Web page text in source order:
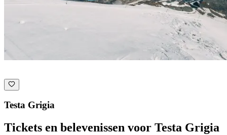
Testa Grigia
Tickets en belevenissen voor Testa Grigia